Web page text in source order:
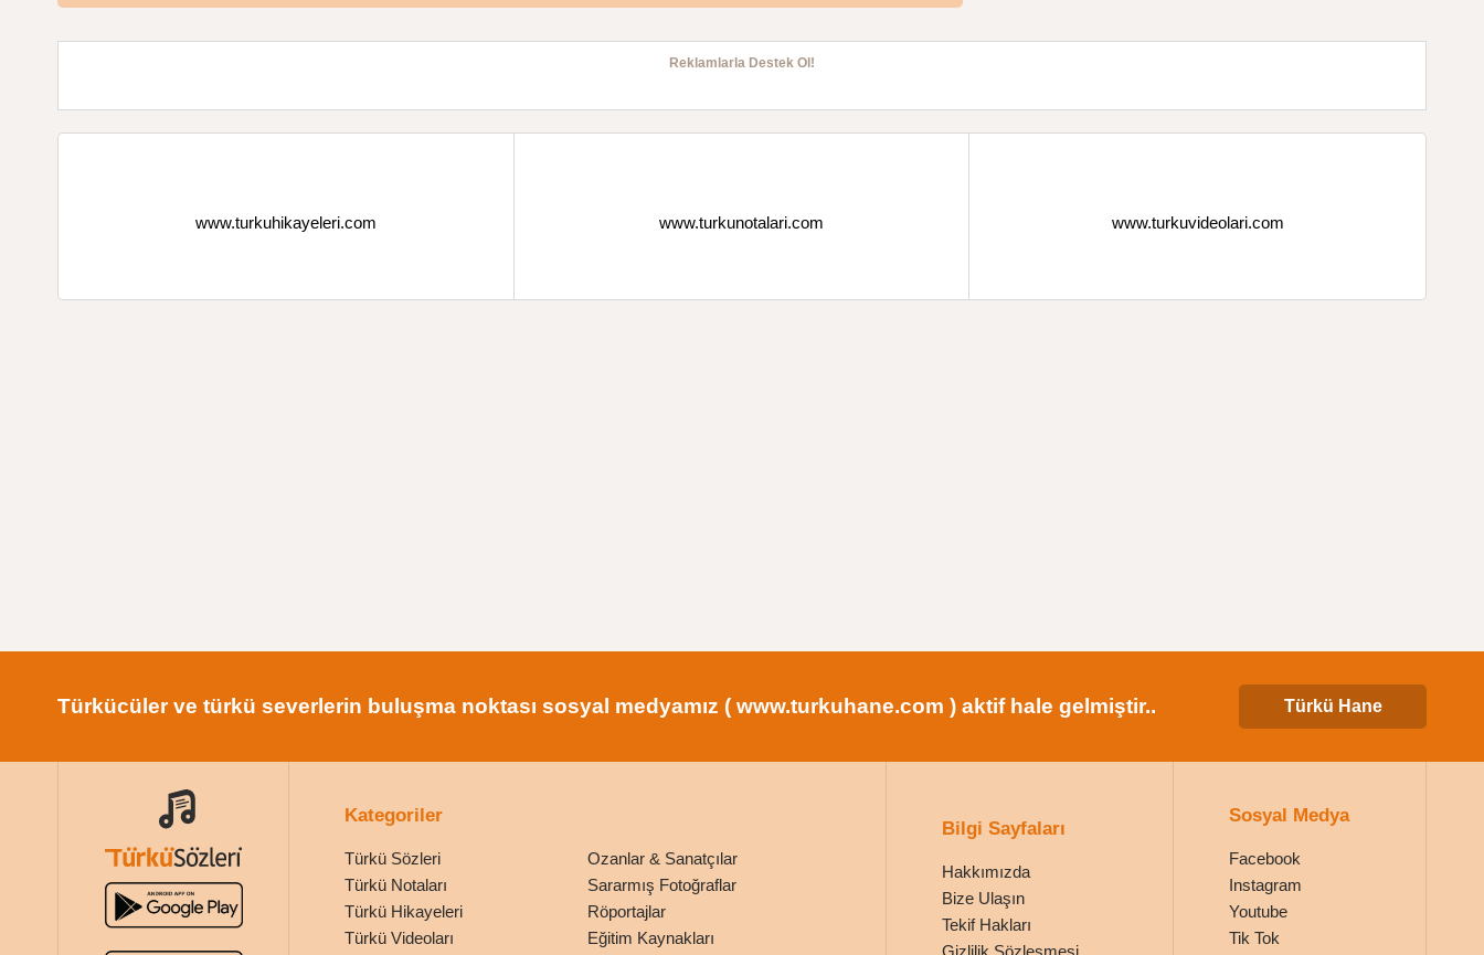
Reklamlarla Destek Ol!
www.turkuhikayeleri.com www.turkunotalari.com www.turkuvideolari.com
Türkücüler ve türkü severlerin buluşma noktası sosyal medyamız ( www.turkuhane.com ) aktif hale gelmiştir.. Türkü Hane
Kategoriler
Türkü Sözleri
Ozanlar & Sanatçılar
Türkü Notaları
Sararmış Fotoğraflar
Türkü Hikayeleri
Röportajlar
Türkü Videoları
Eğitim Kaynakları
Bilgi Sayfaları
Hakkımızda
Bize Ulaşın
Tekif Hakları
Gizlilik Sözleşmesi
Sosyal Medya
Facebook
Instagram
Youtube
Tik Tok